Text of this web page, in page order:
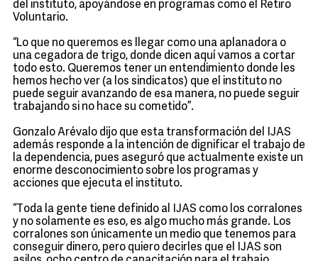
del instituto, apoyándose en programas como el Retiro
Voluntario.
“Lo que no queremos es llegar como una aplanadora o
una cegadora de trigo, donde dicen aquí vamos a cortar
todo esto. Queremos tener un entendimiento donde les
hemos hecho ver (a los sindicatos) que el instituto no
puede seguir avanzando de esa manera, no puede seguir
trabajando si no hace su cometido”.
Gonzalo Arévalo dijo que esta transformación del IJAS
además responde a la intención de dignificar el trabajo de
la dependencia, pues aseguró que actualmente existe un
enorme desconocimiento sobre los programas y
acciones que ejecuta el instituto.
“Toda la gente tiene definido al IJAS como los corralones
y no solamente es eso, es algo mucho más grande. Los
corralones son únicamente un medio que tenemos para
conseguir dinero, pero quiero decirles que el IJAS son